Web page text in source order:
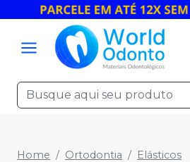
Home Ortodontia
Elásticos